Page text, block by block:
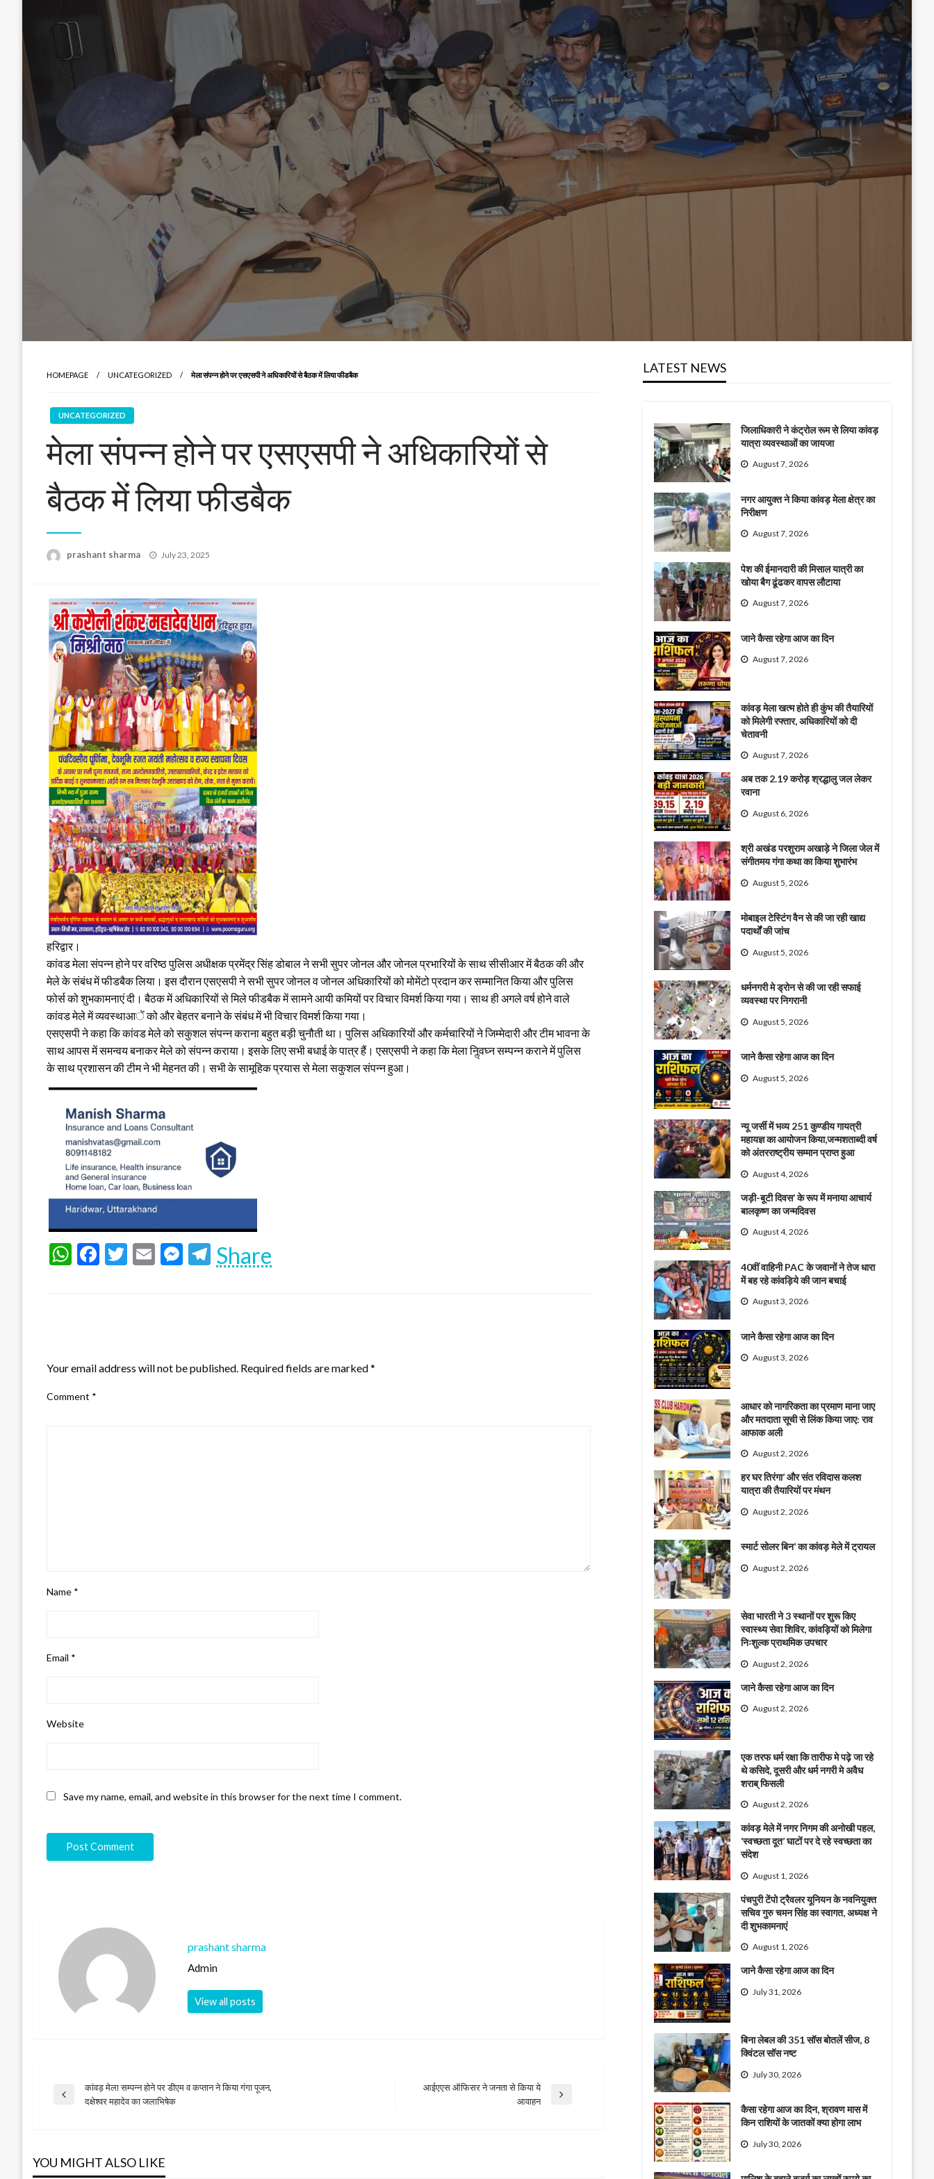
HOMEPAGE UNCATEGORIZED मेला संपन्न होने पर एसएसपी ने अधिकारियों से बैठक में लिया फीडबैक
UNCATEGORIZED
मेला संपन्न होने पर एसएसपी ने अधिकारियों से
बैठक में लिया फीडबैक
prashant sharma
Posted
July 23, 2025
हरिद्वार।
कांवड मेला संपन्न होने पर वरिष्ठ पुलिस अधीक्षक प्रमेंद्र सिंह डोबाल ने सभी सुपर जोनल और जोनल प्रभारियों के साथ सीसीआर में बैठक की और
मेले के संबंध में फीडबैक लिया। इस दौरान एसएसपी ने सभी सुपर जोनल व जोनल अधिकारियों को मोमेंटो प्रदान कर सम्मानित किया और पुलिस
फोर्स को शुभकामनाएं दी। बैठक में अधिकारियों से मिले फीडबैक में सामने आयी कमियों पर विचार विमर्श किया गया। साथ ही अगले वर्ष होने वाले
कांवड मेले में व्यवस्थाआें को और बेहतर बनाने के संबंध में भी विचार विमर्श किया गया।
एसएसपी ने कहा कि कांवड मेले को सकुशल संपन्न कराना बहुत बड़ी चुनौती था। पुलिस अधिकारियों और कर्मचारियों ने जिम्मेदारी और टीम भावना के
साथ आपस में समन्वय बनाकर मेले को संपन्न कराया। इसके लिए सभी बधाई के पात्र हैं। एसएसपी ने कहा कि मेला निॢवघ्न सम्पन्न कराने में पुलिस
के साथ प्रशासन की टीम ने भी मेहनत की। सभी के सामूहिक प्रयास से मेला सकुशल संपन्न हुआ।
WhatsApp
Facebook
Twitter
EmailMessenger
Telegram
Share
Your email address will not be published. Required fields are marked*
Comment *
Name *
Email *
Website
Save my name, email, and website in this browser for the next time I comment.
prashant sharma
Admin
View all posts
Post
Previous
कांवड़ मेला सम्पन्न होने पर डीएम व कप्तान ने किया गंगा पूजन,
दक्षेश्वर महादेव का जलाभिषेक
आईएएस ऑफिसर ने जनता से किया ये
आवाहन
YOU MIGHT ALSO LIKE
LATEST NEWS
जिलाधिकारी ने कंट्रोल रूम से लिया कांवड़
यात्रा व्यवस्थाओं का जायजा
August 7, 2026
नगर आयुक्त ने किया कांवड़ मेला क्षेत्र का
निरीक्षण
August 7, 2026
पेश की ईमानदारी की मिसाल यात्री का
खोया बैग ढूंढकर वापस लौटाया
August 7, 2026
जाने कैसा रहेगा आज का दिन
August 7, 2026
कांवड़ मेला खत्म होते ही कुंभ की तैयारियों
को मिलेगी रफ्तार, अधिकारियों को दी
चेतावनी
August 7, 2026
अब तक 2.19 करोड़ श्रद्धालु जल लेकर
रवाना
August 6, 2026
श्री अखंड परशुराम अखाड़े ने जिला जेल में
संगीतमय गंगा कथा का किया शुभारंभ
August 5, 2026
मोबाइल टेस्टिंग वैन से की जा रही खाद्य
पदार्थों की जांच
August 5, 2026
धर्मनगरी मे ड्रोन से की जा रही सफाई
व्यवस्था पर निगरानी
August 5, 2026
जाने कैसा रहेगा आज का दिन
August 5, 2026
न्यू जर्सी में भव्य 251 कुण्डीय गायत्री
महायज्ञ का आयोजन किया,जन्मशताब्दी वर्ष
को अंतरराष्ट्रीय सम्मान प्राप्त हुआ
August 4, 2026
जड़ी-बूटी दिवस’ के रूप में मनाया आचार्य
बालकृष्ण का जन्मदिवस
August 4, 2026
40वीं वाहिनी PAC के जवानों ने तेज धारा
में बह रहे कांवड़िये की जान बचाई
August 3, 2026
जाने कैसा रहेगा आज का दिन
August 3, 2026
आधार को नागरिकता का प्रमाण माना जाए
और मतदाता सूची से लिंक किया जाए: राव
आफाक अली
August 2, 2026
हर घर तिरंगा’ और संत रविदास कलश
यात्रा की तैयारियों पर मंथन
August 2, 2026
स्मार्ट सोलर बिन’ का कांवड़ मेले में ट्रायल
August 2, 2026
सेवा भारती ने 3 स्थानों पर शुरू किए
स्वास्थ्य सेवा शिविर, कांवड़ियों को मिलेगा
निःशुल्क प्राथमिक उपचार
August 2, 2026
जाने कैसा रहेगा आज का दिन
August 2, 2026
एक तरफ धर्म रक्षा कि तारीफ मे पढ़े जा रहे
थे कसिदे, दूसरी और धर्म नगरी मे अवैध
शराब् फिसली
August 2, 2026
कांवड़ मेले में नगर निगम की अनोखी पहल,
‘स्वच्छता दूत’ घाटों पर दे रहे स्वच्छता का
संदेश
August 1, 2026
पंचपुरी टेंपो ट्रैवलर यूनियन के नवनियुक्त
सचिव गुरु चमन सिंह का स्वागत, अध्यक्ष ने
दी शुभकामनाएं
August 1, 2026
जाने कैसा रहेगा आज का दिन
July 31, 2026
बिना लेबल की 351 सॉस बोतलें सीज, 8
क्विंटल सॉस नष्ट
July 30, 2026
कैसा रहेगा आज का दिन, श्रावण मास में
किन राशियों के जातकों क्या होगा लाभ
July 30, 2026